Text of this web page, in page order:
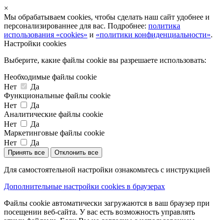
×
Мы обрабатываем cookies, чтобы сделать наш сайт удобнее и
персонализированнее для вас. Подробнее: политика
использования «cookies» и «политики конфиденциальности».
Настройки cookies
Выберите, какие файлы cookie вы разрешаете использовать:
Необходимые файлы cookie
Нет
Да
Функциональные файлы cookie
Нет
Да
Аналитические файлы cookie
Нет
Да
Маркетинговые файлы cookie
Нет
Да
Принять все Отклонить все
Для самостоятельной настройки ознакомьтесь с инструкцией
Дополнительные настройки cookies в браузерах
Файлы cookie автоматически загружаются в ваш браузер при
посещении веб-сайта. У вас есть возможность управлять